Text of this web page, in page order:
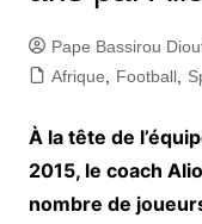
Pape Bassirou
Afrique
Football,
À la tête de
2015, le coach
nombre de